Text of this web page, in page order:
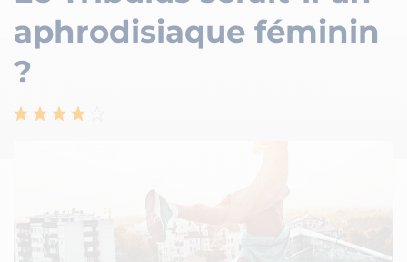
aphrodisiaque féminin
?